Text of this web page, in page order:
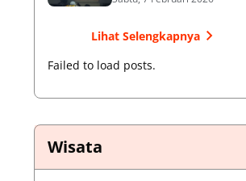
Lihat Selengkapnya
Failed to load posts.
Wisata